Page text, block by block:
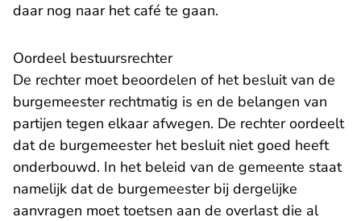
daar nog naar het café te gaan.
Oordeel bestuursrechter
De rechter moet beoordelen of het besluit van de
burgemeester rechtmatig is en de belangen van
partijen tegen elkaar afwegen. De rechter oordeelt
dat de burgemeester het besluit niet goed heeft
onderbouwd. In het beleid van de gemeente staat
namelijk dat de burgemeester bij dergelijke
aanvragen moet toetsen aan de overlast die al